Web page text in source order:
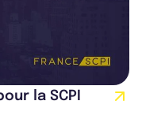
la SCPI